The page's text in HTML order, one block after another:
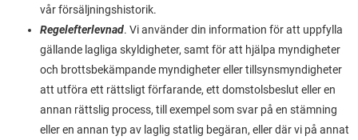
vår försäljningshistorik.
Regelefterlevnad. Vi använder din information för att uppfylla
gällande lagliga skyldigheter, samt för att hjälpa myndigheter
och brottsbekämpande myndigheter eller tillsynsmyndigheter
att utföra ett rättsligt förfarande, ett domstolsbeslut eller en
annan rättslig process, till exempel som svar på en stämning
eller en annan typ av laglig statlig begäran, eller där vi på annat